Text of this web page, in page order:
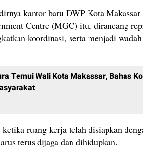
kantor baru DWP Kota
Centre (MGC) itu, dirancang
koordinasi, serta menjadi
Temui Wali Kota Makassar, Bahas
ketika ruang kerja telah disiapkan
terus dijaga dan dihidupkan.